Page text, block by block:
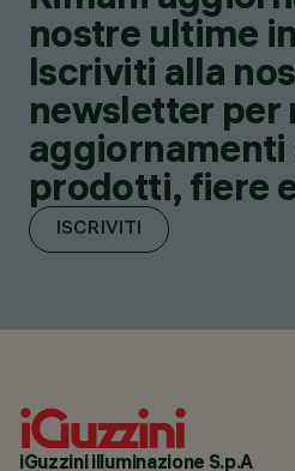
nostre ultime
Iscriviti alla
newsletter per
aggiornamenti
prodotti, fiere
ISCRIVITI
iGuzzini illuminazione S.p.A